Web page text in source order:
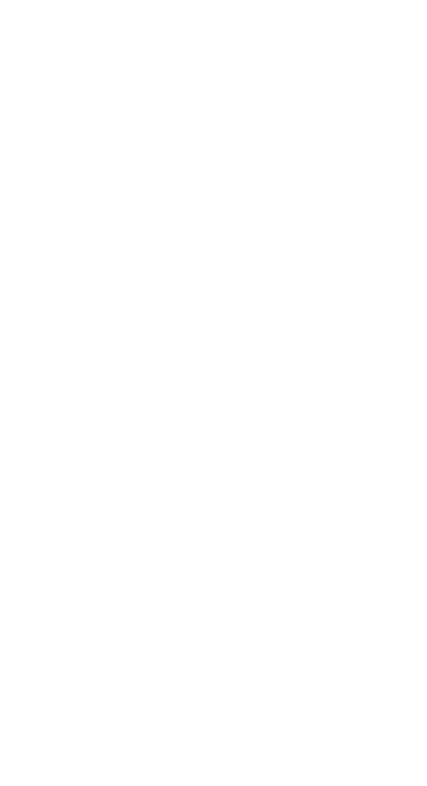
срок службы и не нуждается в сложном
Это высококлассная техника, которая